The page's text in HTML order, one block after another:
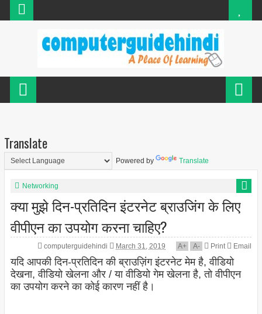
Translate
Powered by Translate
Networking
क्या मुझे दिन-प्रतिदिन इंटरनेट ब्राउजिंग के लिए
वीपीएन का उपयोग करना चाहिए?
computerguidehindi March 31, 2019 A+ A- Print Email
यदि आपकी दिन-प्रतिदिन की ब्राउज़िंग इंटरनेट मेम है, वीडियो
देखना, वीडियो खेलना और / या वीडियो गेम खेलना है, तो वीपीएन
का उपयोग करने का कोई कारण नहीं है।